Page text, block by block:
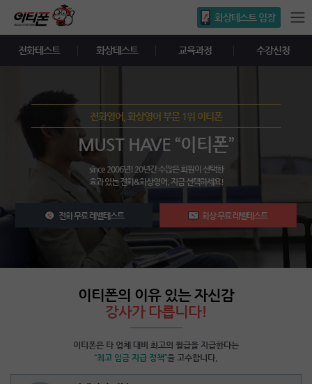
화상테스트 입장
전화테스트 화상테스트 교육과정 수강신청
전화영어, 화상영어 부문 1위 이티폰
MUST HAVE “이티폰”
since 2006년! 20년간 수많은 회원이 선택한
효과 있는 전화&화상영어. 지금 선택하세요!
전화 무료 레벨테스트 화상 무료 레벨테스트
이티폰의 이유 있는 자신감
강사가 다릅니다!
이티폰은 타 업체 대비 최고의 월급을 지급한다는
“최고 임금 지급 정책”을 고수합니다.